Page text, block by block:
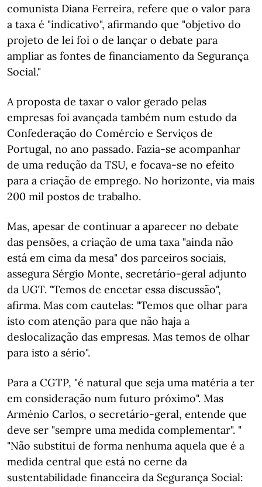
comunista Diana Ferreira, refere que o valor para
a taxa é "indicativo", afirmando que "objetivo do
projeto de lei foi o de lançar o debate para
ampliar as fontes de financiamento da Segurança
Social."
A proposta de taxar o valor gerado pelas
empresas foi avançada também num estudo da
Confederação do Comércio e Serviços de
Portugal, no ano passado. Fazia-se acompanhar
de uma redução da TSU, e focava-se no efeito
para a criação de emprego. No horizonte, via mais
200 mil postos de trabalho.
Mas, apesar de continuar a aparecer no debate
das pensões, a criação de uma taxa "ainda não
está em cima da mesa" dos parceiros sociais,
assegura Sérgio Monte, secretário-geral adjunto
da UGT. "Temos de encetar essa discussão",
afirma. Mas com cautelas: "Temos que olhar para
isto com atenção para que não haja a
deslocalização das empresas. Mas temos de olhar
para isto a sério".
Para a CGTP, "é natural que seja uma matéria a ter
em consideração num futuro próximo". Mas
Arménio Carlos, o secretário-geral, entende que
deve ser "sempre uma medida complementar". "
"Não substitui de forma nenhuma aquela que é a
medida central que está no cerne da
sustentabilidade financeira da Segurança Social: